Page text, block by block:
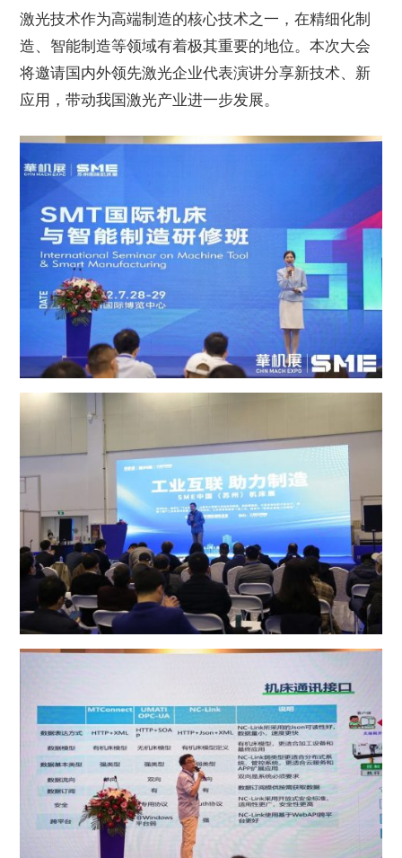
激光技术作为高端制造的核心技术之一，在精细化制
造、智能制造等领域有着极其重要的地位。本次大会
将邀请国内外领先激光企业代表演讲分享新技术、新
应用，带动我国激光产业进一步发展。